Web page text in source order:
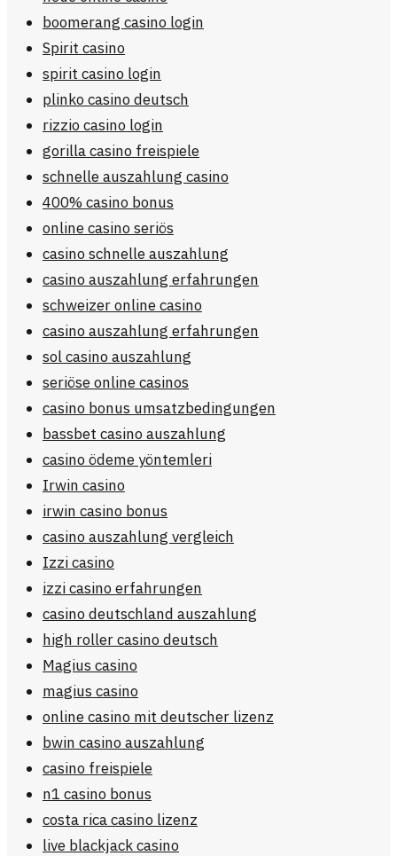
boomerang casino login
Spirit casino
spirit casino login
plinko casino deutsch
rizzio casino login
gorilla casino freispiele
schnelle auszahlung casino
400% casino bonus
online casino seriös
casino schnelle auszahlung
casino auszahlung erfahrungen
schweizer online casino
casino auszahlung erfahrungen
sol casino auszahlung
seriöse online casinos
casino bonus umsatzbedingungen
bassbet casino auszahlung
casino ödeme yöntemleri
Irwin casino
irwin casino bonus
casino auszahlung vergleich
Izzi casino
izzi casino erfahrungen
casino deutschland auszahlung
high roller casino deutsch
Magius casino
magius casino
online casino mit deutscher lizenz
bwin casino auszahlung
casino freispiele
n1 casino bonus
costa rica casino lizenz
live blackjack casino